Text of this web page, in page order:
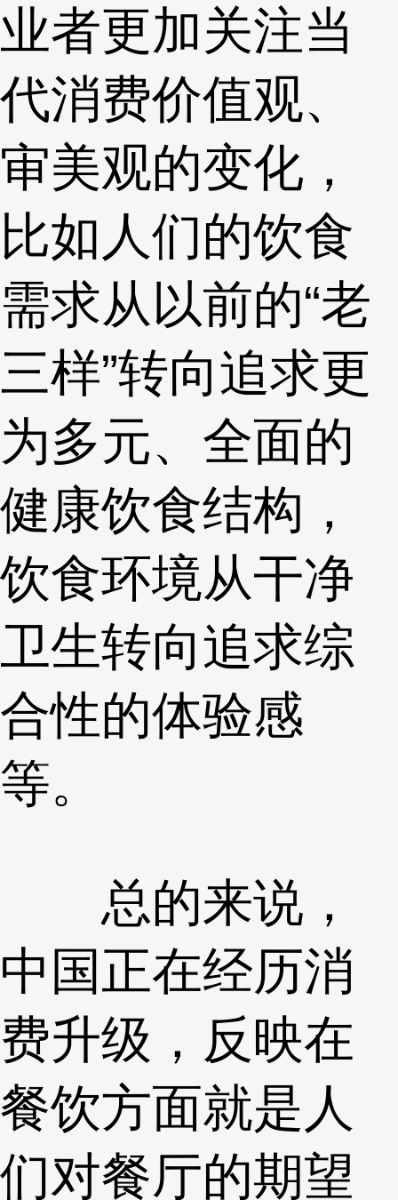
业者更加关注当
代消费价值观、
审美观的变化，
比如人们的饮食
需求从以前的“老
三样”转向追求更
为多元、全面的
健康饮食结构，
饮食环境从干净
卫生转向追求综
合性的体验感
等。
总的来说，
中国正在经历消
费升级，反映在
餐饮方面就是人
们对餐厅的期望